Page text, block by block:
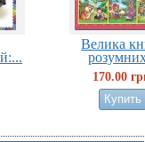
Велика
170.00